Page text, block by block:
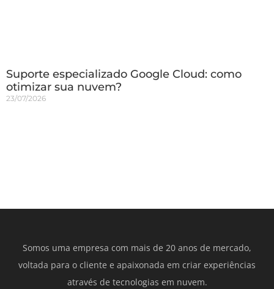
Suporte especializado Google Cloud: como
otimizar sua nuvem?
23/07/2026
Somos uma empresa com mais de 20 anos de mercado,
voltada para o cliente e apaixonada em criar experiências
através de tecnologias em nuvem.